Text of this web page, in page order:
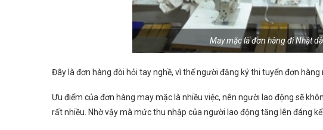
May mặc là đơn hàng đi Nhật
Đây là đơn hàng đòi hỏi tay nghề, vì thế người đăng ký thi tuyển đơn
Ưu điểm của đơn hàng may mặc là nhiều việc, nên người lao động sẽ
rất nhiều. Nhờ vậy mà mức thu nhập của người lao động tăng lên đáng kể.